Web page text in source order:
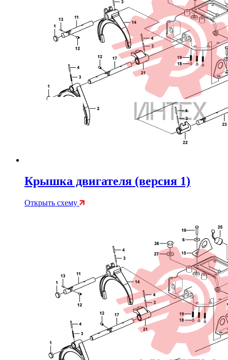
Крышка двигателя (версия 1)
Открыть схему